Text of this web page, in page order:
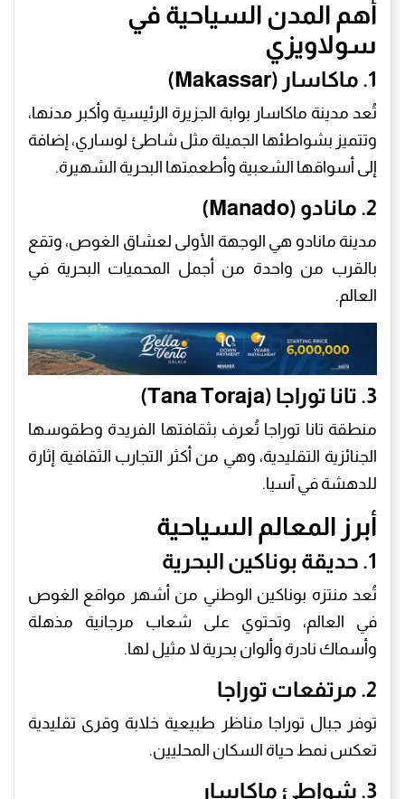
أهم المدن السياحية في
سولاويزي
1. ماكاسار (Makassar)
تُعد مدينة ماكاسار بوابة الجزيرة الرئيسية وأكبر مدنها،
وتتميز بشواطئها الجميلة مثل شاطئ لوساري، إضافة
إلى أسواقها الشعبية وأطعمتها البحرية الشهيرة.
2. مانادو (Manado)
مدينة مانادو هي الوجهة الأولى لعشاق الغوص، وتقع
بالقرب من واحدة من أجمل المحميات البحرية في
العالم.
3. تانا توراجا (Tana Toraja)
منطقة تانا توراجا تُعرف بثقافتها الفريدة وطقوسها
الجنائزية التقليدية، وهي من أكثر التجارب الثقافية إثارة
للدهشة في آسيا.
أبرز المعالم السياحية
1. حديقة بوناكين البحرية
تُعد منتزه بوناكين الوطني من أشهر مواقع الغوص
في العالم، وتحتوي على شعاب مرجانية مذهلة
وأسماك نادرة وألوان بحرية لا مثيل لها.
2. مرتفعات توراجا
توفر جبال توراجا مناظر طبيعية خلابة وقرى تقليدية
تعكس نمط حياة السكان المحليين.
3. شواطئ ماكاسار